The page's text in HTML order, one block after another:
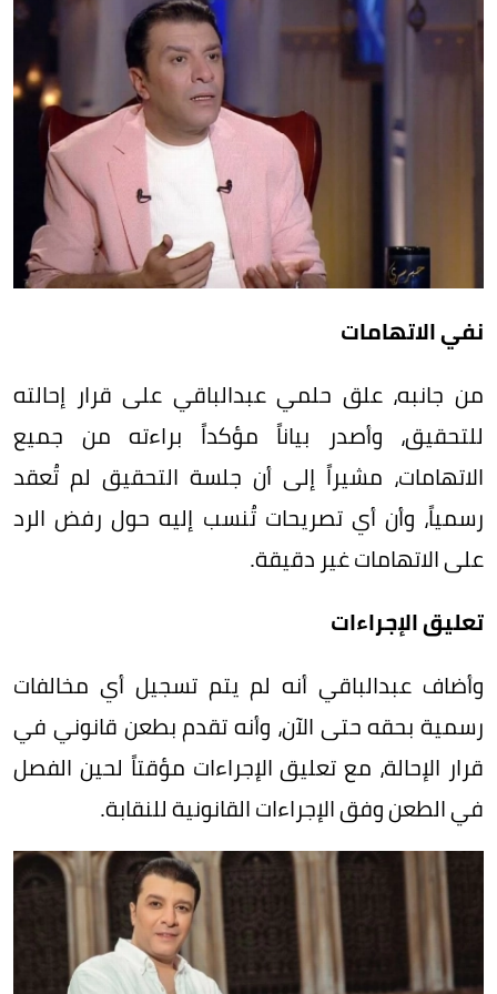
نفي الاتهامات
من جانبه، علق حلمي عبدالباقي على قرار إحالته
للتحقيق، وأصدر بياناً مؤكداً براءته من جميع
الاتهامات، مشيراً إلى أن جلسة التحقيق لم تُعقد
رسمياً، وأن أي تصريحات تُنسب إليه حول رفض الرد
على الاتهامات غير دقيقة.
تعليق الإجراءات
وأضاف عبدالباقي أنه لم يتم تسجيل أي مخالفات
رسمية بحقه حتى الآن، وأنه تقدم بطعن قانوني في
قرار الإحالة، مع تعليق الإجراءات مؤقتاً لحين الفصل
في الطعن وفق الإجراءات القانونية للنقابة.